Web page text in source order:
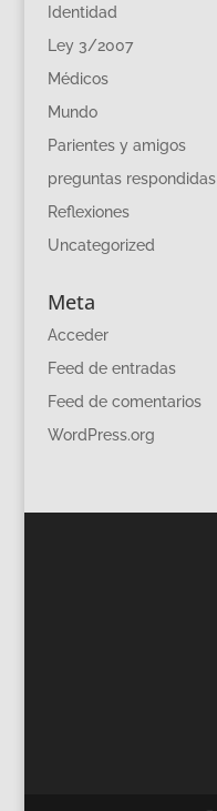
Identidad
Ley 3/2007
Médicos
Mundo
Parientes y amigos
preguntas respondidas
Reflexiones
Uncategorized
Meta
Acceder
Feed de entradas
Feed de comentarios
WordPress.org